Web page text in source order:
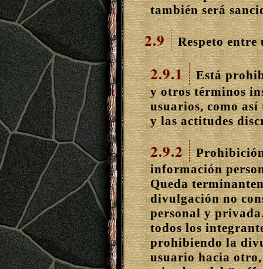
también será
2.9 Respeto entre
2.9.1
Está
y otros términos
usuarios, como
y las actitudes
2.9.2
información
Queda
divulgación no
personal y
todos los
prohibiendo la
usuario hacia